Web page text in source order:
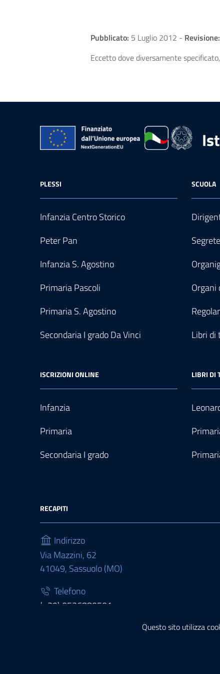
Questo sito utilizza
Pubblicato: 5 Luglio 2012 - Revisione:
Eccetto dove diversamente
PLESSI
Infanzia Centro Storico
Peter Pan
Infanzia S. Agostino
Primaria Pascoli
Primaria S. Agostino
Secondaria I grado Da Vinci
SCUOLA
Organi
Libri di
ISCRIZIONI ONLINE
Infanzia
Primaria
Secondaria I grado
LIBRI DI
RECAPITI
Indirizzo
Via Mazzini, 62
41049, Sassuolo (MO)
Telefono
(+39) 0536880501